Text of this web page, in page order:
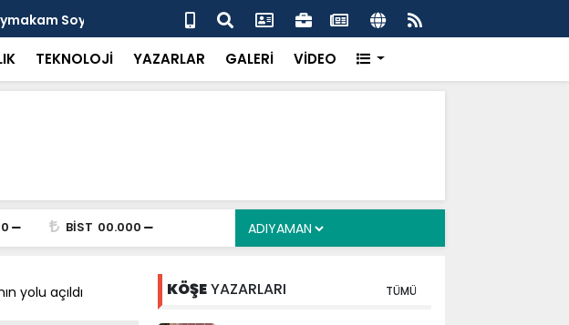
Bakan Göktaş, 34 yıl sonra evlat sahibi olan Doğan çifti için devrede
TEKNOLOJİ YAZARLAR GALERİ VİDEO
BİST 00.000
yolu açıldı KÖŞEYAZARLARI TÜMÜ